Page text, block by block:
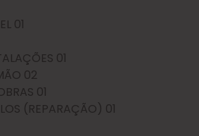
01
01
02
01
(REPARAÇÃO) 01